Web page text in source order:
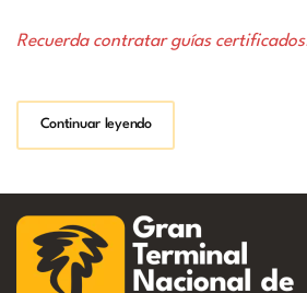
Recuerda contratar guías
Continuar leyendo